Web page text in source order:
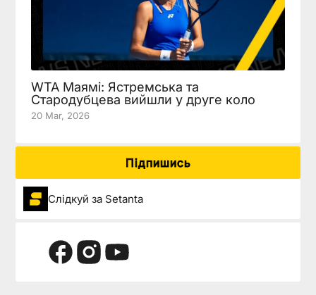
WTA Маямі: Ястремська та
Стародубцева вийшли у друге коло
20 Mar, 2026
Підпишись
Слідкуй за Setanta